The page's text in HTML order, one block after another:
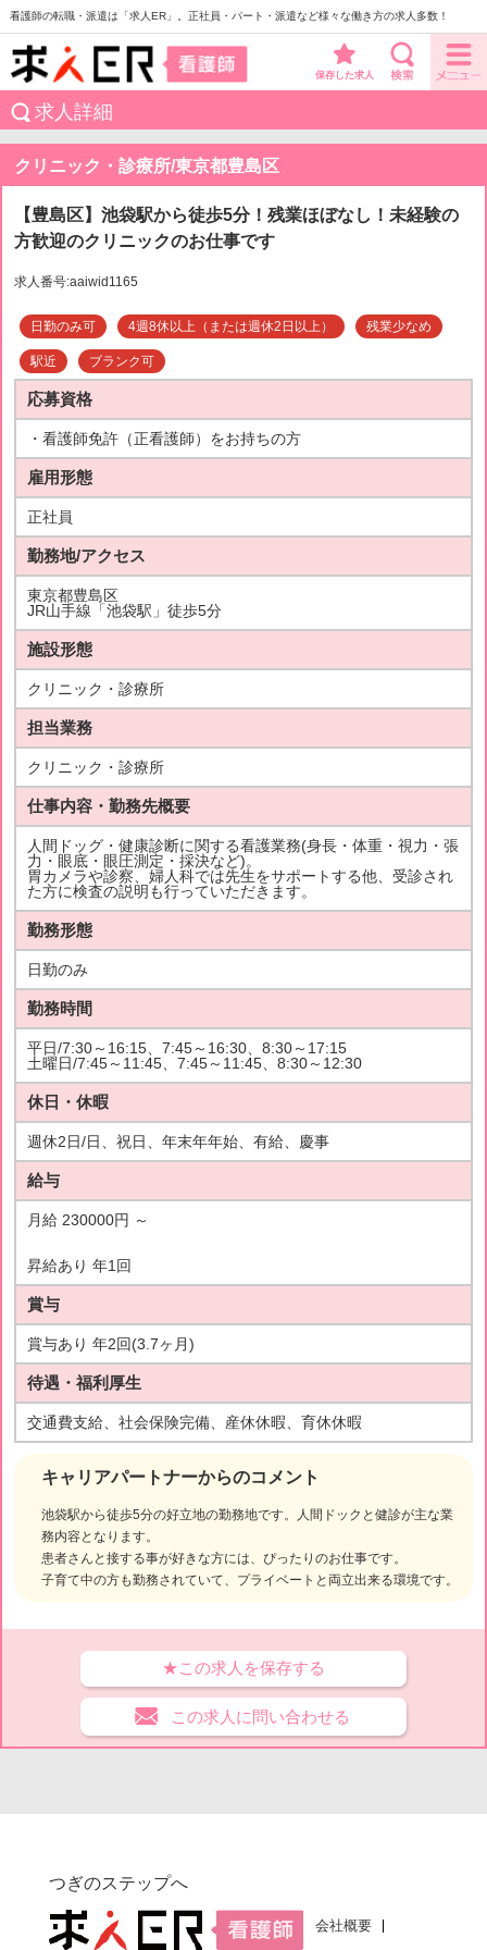
看護師の転職・派遣は「求人ER」。正社員・パート・派遣など様々な働き方の求人多数！
保存した求人
求人詳細
クリニック・診療所/東京都豊島区
【豊島区】池袋駅から徒歩5分！残業ほぼなし！未経験の
方歓迎のクリニックのお仕事です
求人番号:aaiwid1165
日勤のみ可 4週8休以上（または週休2日以上） 残業少なめ
駅近 ブランク可
キャリアパートナーからのコメント
池袋駅から徒歩5分の好立地の勤務地です。人間ドックと健診が主な業
務内容となります。
患者さんと接する事が好きな方には、ぴったりのお仕事です。
子育て中の方も勤務されていて、プライベートと両立出来る環境です。
応募資格
・看護師免許（正看護師）をお持ちの方
雇用形態
正社員
勤務地/アクセス
東京都豊島区
JR山手線「池袋駅」徒歩5分
施設形態
クリニック・診療所
担当業務
クリニック・診療所
仕事内容・勤務先概要
人間ドッグ・健康診断に関する看護業務(身長・体重・視力・張
力・眼底・眼圧測定・採決など)。
胃カメラや診察、婦人科では先生をサポートする他、受診され
た方に検査の説明も行っていただきます。
勤務形態
日勤のみ
勤務時間
平日/7:30～16:15、7:45～16:30、8:30～17:15
土曜日/7:45～11:45、7:45～11:45、8:30～12:30
休日・休暇
週休2日/日、祝日、年末年年始、有給、慶事
給与
月給 230000円 ～
昇給あり 年1回
賞与
賞与あり 年2回(3.7ヶ月)
待遇・福利厚生
交通費支給、社会保険完備、産休休暇、育休休暇
★この求人を保存する
この求人に問い合わせる
つぎのステップへ
会社概要